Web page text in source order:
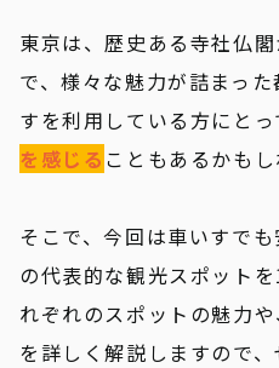
東京は、歴史ある寺社仏
で、様々な魅力が詰まっ
すを利用している方にとっ
を感じる こともあるかもし
そこで、今回は車いすで
の代表的な観光スポット
れぞれのスポットの魅力や
を詳しく解説しますので